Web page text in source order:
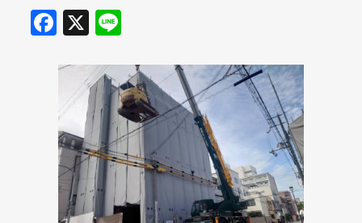
F
a
c
b
o
o
k
X Li
e